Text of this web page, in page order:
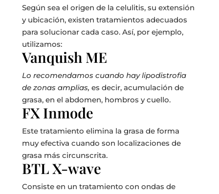
Según sea el origen de la celulitis, su extensión
y ubicación, existen tratamientos adecuados
para solucionar cada caso. Así, por ejemplo,
utilizamos:
Vanquish ME
Lo recomendamos cuando hay lipodistrofia
de zonas amplias, es decir, acumulación de
grasa, en el abdomen, hombros y cuello.
FX Inmode
Este tratamiento elimina la grasa de forma
muy efectiva cuando son localizaciones de
grasa más circunscrita.
BTL X-wave
Consiste en un tratamiento con ondas de